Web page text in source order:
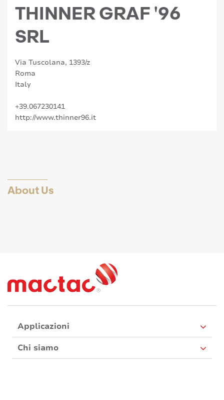
THINNER GRAF '96
SRL
Via Tuscolana, 1393/z
Roma
Italy
+39.067230141
http://www.thinner96.it
About Us
Applicazioni
Chi siamo